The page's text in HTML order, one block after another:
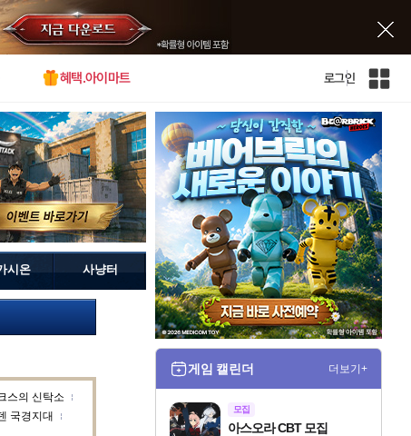
혜택.아이마트 로그인
인
사
이
트
맵
시온 사냥터
스의 신탁소
국경지대
게임 캘린더 더보기+
모집
아스오라 CBT 모집